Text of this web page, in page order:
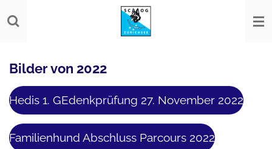
Hauptinhalt
Bilder von 2022
Hedis 1. GEdenkprüfung 27. November 2022
Familienhund Abschluss Parcours 2022